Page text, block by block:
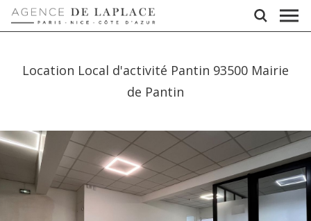
Location Local d'activité Pantin 93500 Mairie
de Pantin